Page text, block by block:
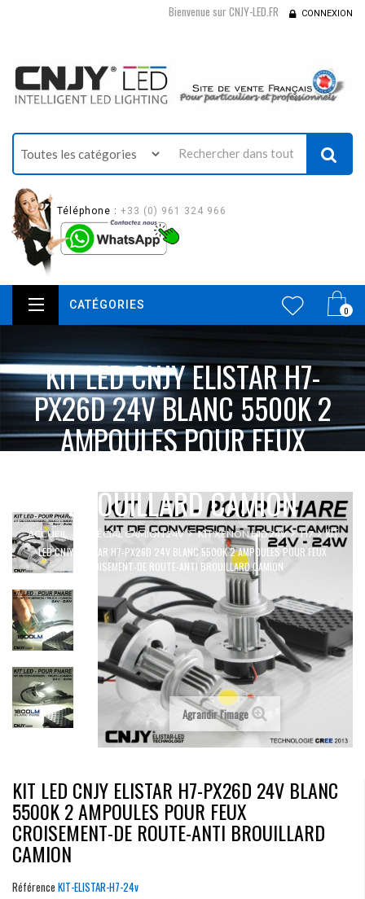
Bienvenue sur CNJY-LED.FR CONNEXION
Téléphone : +33 (0) 961 324 966
0
CATÉGORIES
KIT LED CNJY ELISTAR H7-
PX26D 24V BLANC 5500K 2
AMPOULES POUR FEUX
BROUILLARD CAMION
ACCUEIL SPÉCIAL CAMION 24V KIT XENON HID 24V H7
KIT
LED CNJY ELISTAR H7-PX26D 24V BLANC 5500K 2 AMPOULES POUR FEUX
CROISEMENT-DE ROUTE-ANTI BROUILLARD CAMION
Agrandir l'image
KIT LED CNJY ELISTAR H7-PX26D 24V BLANC
5500K 2 AMPOULES POUR FEUX
CROISEMENT-DE ROUTE-ANTI BROUILLARD
CAMION
Référence KIT-ELISTAR-H7-24v